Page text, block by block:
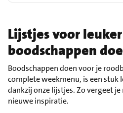
Lijstjes voor leuker
boodschappen
Boodschappen doen voor je
complete weekmenu, is een stuk
dankzij onze lijstjes. Zo vergeet
nieuwe inspiratie.